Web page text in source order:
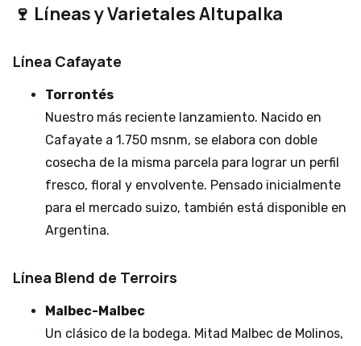
🍷 Líneas y Varietales Altupalka
Línea Cafayate
Torrontés
Nuestro más reciente lanzamiento. Nacido en
Cafayate a 1.750 msnm, se elabora con doble
cosecha de la misma parcela para lograr un perfil
fresco, floral y envolvente. Pensado inicialmente
para el mercado suizo, también está disponible en
Argentina.
Línea Blend de Terroirs
Malbec-Malbec
Un clásico de la bodega. Mitad Malbec de Molinos,